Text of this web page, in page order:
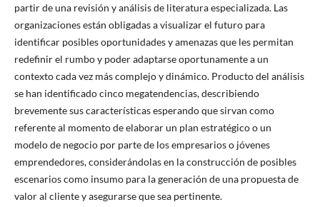
partir de una revisión y análisis de literatura especializada. Las
organizaciones están obligadas a visualizar el futuro para
identificar posibles oportunidades y amenazas que les permitan
redefinir el rumbo y poder adaptarse oportunamente a un
contexto cada vez más complejo y dinámico. Producto del análisis
se han identificado cinco megatendencias, describiendo
brevemente sus características esperando que sirvan como
referente al momento de elaborar un plan estratégico o un
modelo de negocio por parte de los empresarios o jóvenes
emprendedores, considerándolas en la construcción de posibles
escenarios como insumo para la generación de una propuesta de
valor al cliente y asegurarse que sea pertinente.